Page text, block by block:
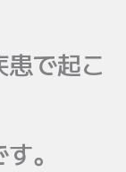
で起こ
。